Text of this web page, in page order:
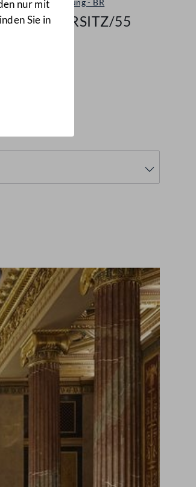
nur mit
Sie in
Plenarsitzung - BR
112/BRSITZ/55